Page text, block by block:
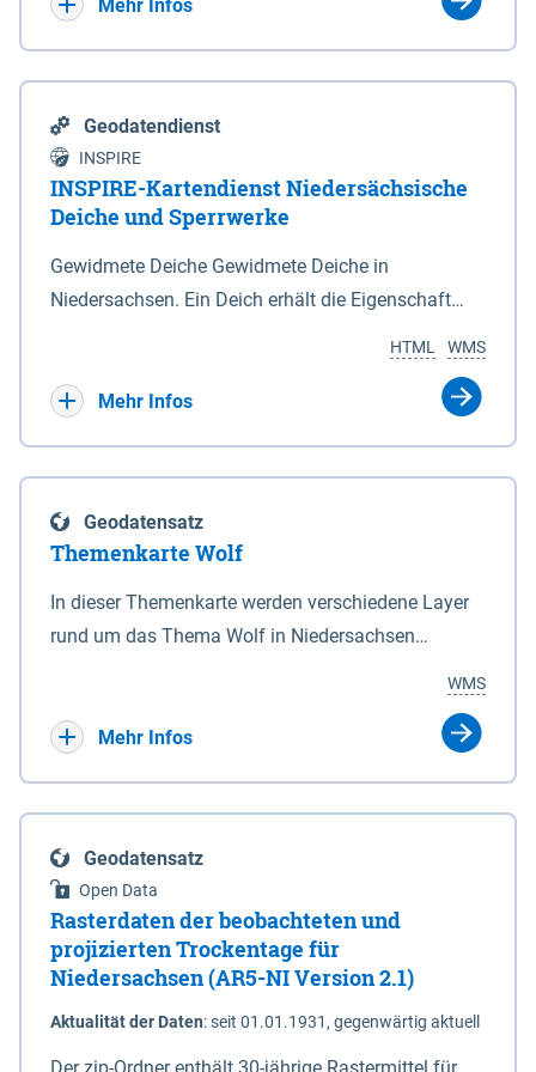
Mehr Infos
Geodatendienst
INSPIRE
INSPIRE-Kartendienst Niedersächsische
Deiche und Sperrwerke
Gewidmete Deiche Gewidmete Deiche in
Niedersachsen. Ein Deich erhält die Eigenschaft
Deichbehörde durch Verordnung ausspricht. Für
enthalten. Sperrwerke Sperrwerke sind Bauwerke
mit Sperrvorrichtungen in Tidegewässern, die dem
Schutz eines Gebietes vor erhöhten Tiden, vor allem
vor Sturmfluten, zu dienen bestimmt sind (§2 Abs.3
Eigenschaft eines Sperrwerkes durch Widmung, die
die Deichbehörde durch Verordnung ausspricht.
WMS
HTML
Mehr Infos
Geodatensatz
Themenkarte Wolf
In dieser Themenkarte werden verschiedene Layer
rund um das Thema Wolf in Niedersachsen
sowie Status der bestehenden Wolfsterritorien im
laufenden Monitoringjahr.
WMS
Mehr Infos
Geodatensatz
Open Data
Rasterdaten der beobachteten und
projizierten Trockentage für
Niedersachsen (AR5-NI Version 2.1)
Aktualität der Daten:seit 01.01.1931, gegenwärtig aktuell